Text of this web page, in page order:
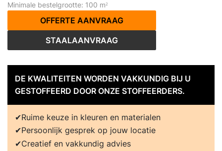
Minimale bestelgrootte: 100 m2
OFFERTE AANVRAAG
STAALAANVRAAG
DE KWALITEITEN WORDEN VAKKUNDIG BIJ U
GESTOFFEERD DOOR ONZE STOFFEERDERS.
Ruime keuze in kleuren en materialen
Persoonlijk gesprek op jouw locatie
Creatief en vakkundig advies